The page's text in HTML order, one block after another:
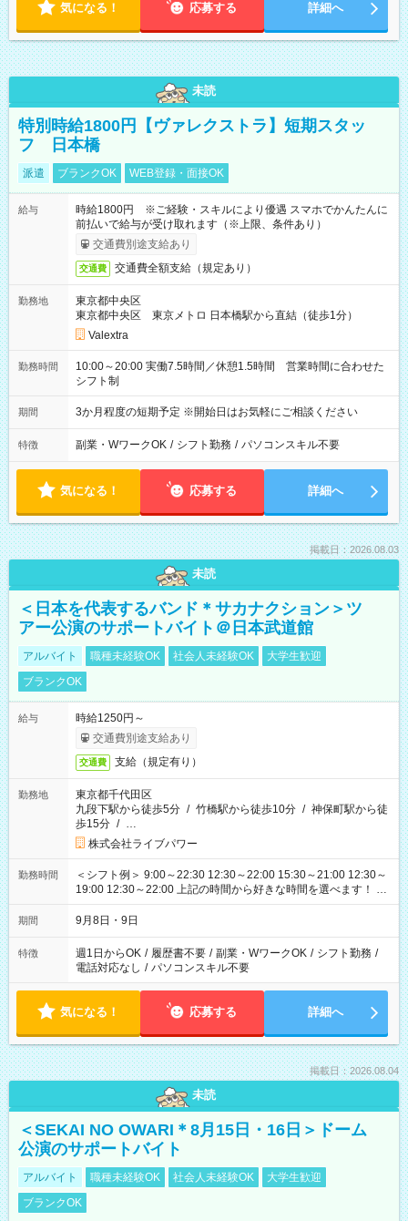
気になる！ 応募する 詳細へ
未読
特別時給1800円【ヴァレクストラ】短期スタッ
フ 日本橋
派遣 ブランクOK WEB登録・面接OK
給与
時給1800円 ※ご経験・スキルにより優遇 スマホでかんたんに
前払いで給与が受け取れます（※上限、条件あり）
交通費別途支給あり
交通費 交通費全額支給（規定あり）
勤務地
東京都中央区
東京都中央区 東京メトロ 日本橋駅から直結（徒歩1分）
Valextra
勤務時間
10:00～20:00 実働7.5時間／休憩1.5時間 営業時間に合わせた
シフト制
期間 3か月程度の短期予定 ※開始日はお気軽にご相談ください
特徴 副業・WワークOK / シフト勤務 / パソコンスキル不要
気になる！ 応募する 詳細へ
掲載日：2026.08.03
未読
＜日本を代表するバンド＊サカナクション＞ツ
アー公演のサポートバイト＠日本武道館
アルバイト 職種未経験OK 社会人未経験OK
大学生歓迎
ブランクOK
給与
時給1250円～
交通費別途支給あり
交通費 支給（規定有り）
勤務地
東京都千代田区
九段下駅から徒歩5分 / 竹橋駅から徒歩10分 / 神保町駅から徒
歩15分 / …
株式会社ライブパワー
勤務時間
＜シフト例＞ 9:00～22:30 12:30～22:00 15:30～21:00 12:30～
19:00 12:30～22:00 上記の時間から好きな時間を選べます！ ※
時間は変更となる可能性があります
期間 9月8日・9日
特徴 週1日からOK / 履歴書不要 / 副業・WワークOK / シフト勤務 /
電話対応なし / パソコンスキル不要
気になる！ 応募する 詳細へ
掲載日：2026.08.04
未読
＜SEKAI NO OWARI＊8月15日・16日＞ドーム
公演のサポートバイト
アルバイト 職種未経験OK 社会人未経験OK
大学生歓迎
ブランクOK